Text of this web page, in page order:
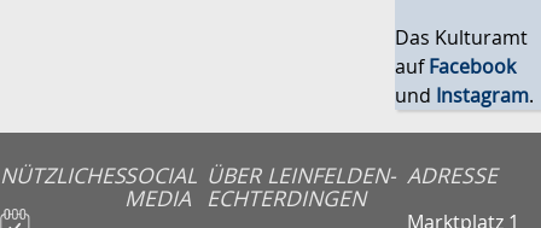
Das Kulturamt
aufFacebook
und Instagram.
NÜTZLICHESSOCIAL
MEDIA
ÜBER LEINFELDEN-
ECHTERDINGEN
ADRESSE
Marktplatz 1